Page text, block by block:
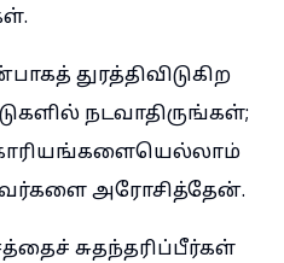
துரத்திவிடுகிற
நடவாதிருங்கள்;
அரோசித்தேன்.
சுதந்தரிப்பீர்கள்